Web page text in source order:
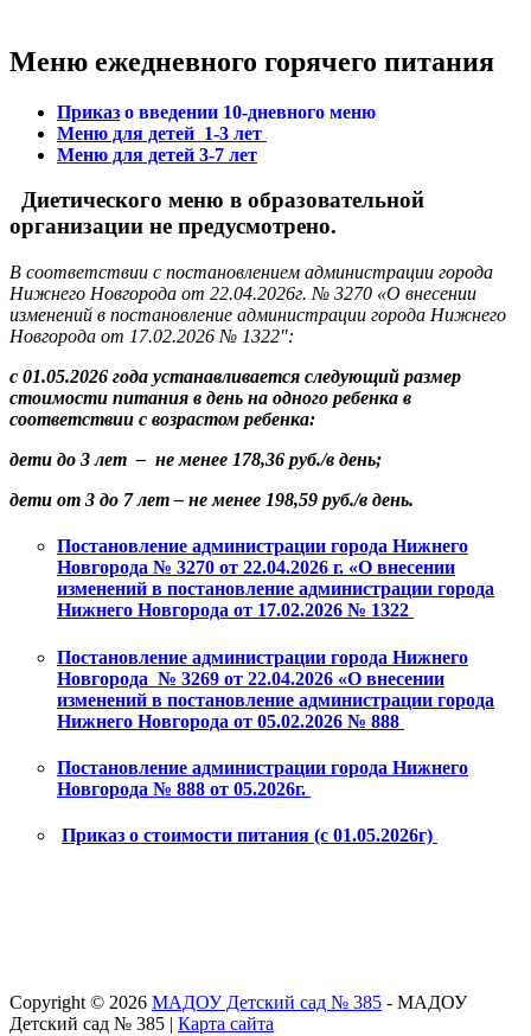
Меню ежедневного горячего питания
Приказ о введении 10-дневного меню
Меню для детей 1-3 лет
Меню для детей 3-7 лет
Диетического меню в образовательной
организации не предусмотрено.
В соответствии с постановлением администрации города
Нижнего Новгорода от 22.04.2026г. № 3270 «О внесении
изменений в постановление администрации города Нижнего
Новгорода от 17.02.2026 № 1322″:
с 01.05.2026 года устанавливается следующий размер
стоимости питания в день на одного ребенка в
соответствии с возрастом ребенка:
дети до 3 лет – не менее 178,36 руб./в день;
дети от 3 до 7 лет – не менее 198,59 руб./в день.
Постановление администрации города Нижнего
Новгорода № 3270 от 22.04.2026 г. «О внесении
изменений в постановление администрации города
Нижнего Новгорода от 17.02.2026 № 1322
Постановление администрации города Нижнего
Новгорода № 3269 от 22.04.2026 «О внесении
изменений в постановление администрации города
Нижнего Новгорода от 05.02.2026 № 888
Постановление администрации города Нижнего
Новгорода № 888 от 05.2026г.
Приказ о стоимости питания (с 01.05.2026г)
Copyright © 2026 МАДОУ Детский сад № 385 - МАДОУ
Детский сад № 385 | Карта сайта